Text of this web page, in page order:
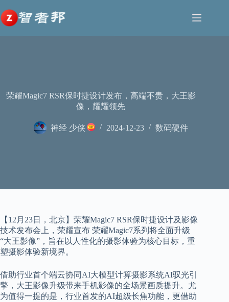
至
内
容
荣耀Magic7 RSR保时捷设计发布，高端不贵，大王影
像，耀耀领先
神经 少侠 2024-12-23 数码硬件
【12月23日，北京】荣耀Magic7 RSR保时捷设计及影像
技术发布会上，荣耀宣布 荣耀Magic7系列将全面升级
“大王影像”，旨在以人性化的摄影体验为核心目标，重
塑摄影体验新境界。
借助行业首个端云协同AI大模型计算摄影系统AI驭光引
擎，大王影像升级带来手机影像的全场景画质提升。尤
为值得一提的是，行业首发的AI超级长焦功能，更借助